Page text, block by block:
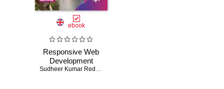
ebook
Responsive Web
Development
Sudheer Kumar Reddy Gowrigari